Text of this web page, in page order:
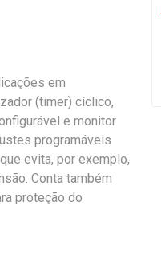
em
(timer) cíclico,
e monitor
programáveis
evita, por exemplo,
Conta também
proteção do